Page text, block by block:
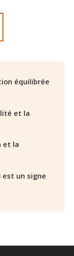
équilibrée
et la
et la
est un signe